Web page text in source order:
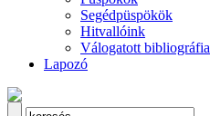
Segédpüspökök
Hitvallóink
Válogatott bibliográfia
Lapozó